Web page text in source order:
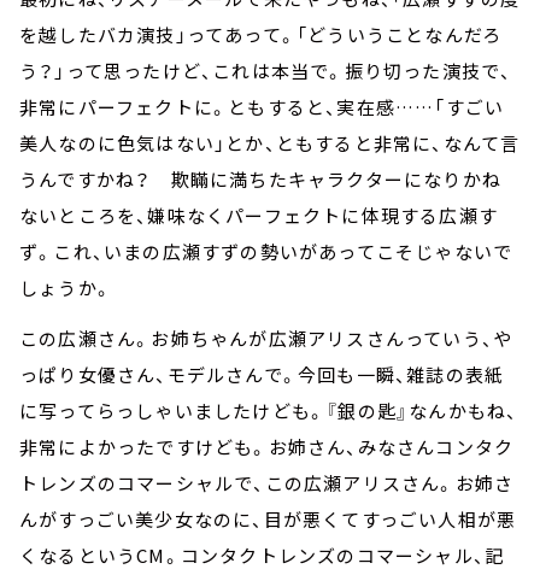
を越したバカ演技」ってあって。「どういうことなんだろ
う？」って思ったけど、これは本当で。振り切った演技で、
非常にパーフェクトに。ともすると、実在感……「すごい
美人なのに色気はない」とか、ともすると非常に、なんて言
うんですかね？ 欺瞞に満ちたキャラクターになりかね
ないところを、嫌味なくパーフェクトに体現する広瀬す
ず。これ、いまの広瀬すずの勢いがあってこそじゃないで
しょうか。
この広瀬さん。お姉ちゃんが広瀬アリスさんっていう、や
っぱり女優さん、モデルさんで。今回も一瞬、雑誌の表紙
に写ってらっしゃいましたけども。『銀の匙』なんかもね、
非常によかったですけども。お姉さん、みなさんコンタク
トレンズのコマーシャルで、この広瀬アリスさん。お姉さ
んがすっごい美少女なのに、目が悪くてすっごい人相が悪
くなるというCM。コンタクトレンズのコマーシャル、記